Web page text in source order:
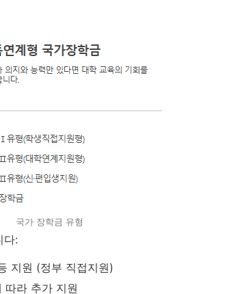
국가 장학금 유형
다:
지원 (정부 직접지원)
따라 추가 지원